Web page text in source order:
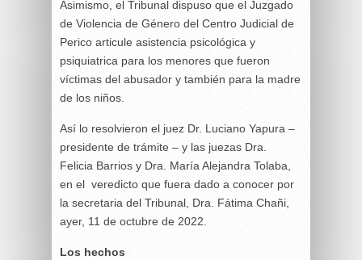
Asimismo, el Tribunal dispuso que el Juzgado
de Violencia de Género del Centro Judicial de
Perico articule asistencia psicológica y
psiquiatrica para los menores que fueron
víctimas del abusador y también para la madre
de los niños.
Así lo resolvieron el juez Dr. Luciano Yapura –
presidente de trámite – y las juezas Dra.
Felicia Barrios y Dra. María Alejandra Tolaba,
en el veredicto que fuera dado a conocer por
la secretaria del Tribunal, Dra. Fátima Chañi,
ayer, 11 de octubre de 2022.
Los hechos